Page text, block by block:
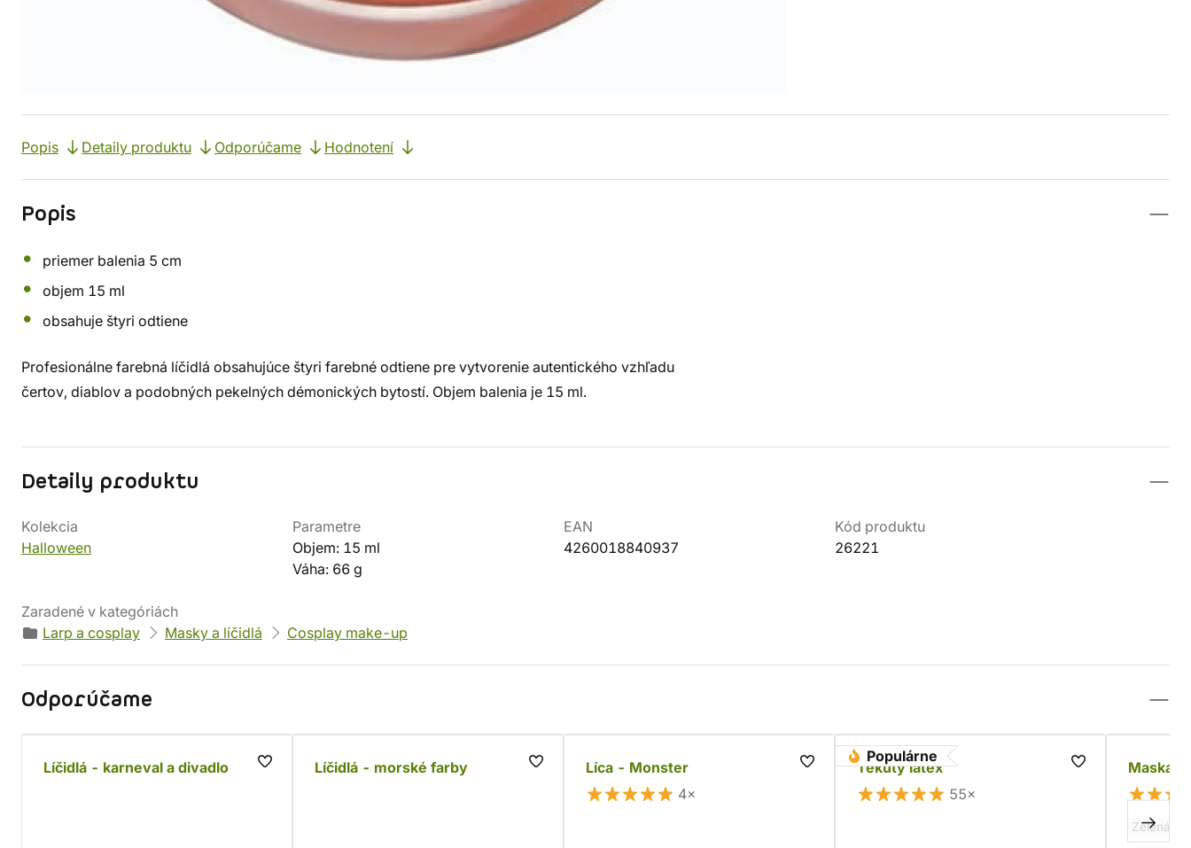
Popis Detaily produktu Odporúčame Hodnotení
Popis
priemer balenia 5 cm
objem 15 ml
obsahuje štyri odtiene
Profesionálne farebná líčidlá obsahujúce štyri farebné odtiene pre vytvorenie autentického vzhľadu
čertov, diablov a podobných pekelných démonických bytostí. Objem balenia je 15 ml.
Detaily produktu
Kolekcia
Halloween
Parametre
Objem: 15 ml
Váha: 66 g
EAN
4260018840937
Kód produktu
26221
Zaradené v kategóriách
Larp a cosplay
Masky a líčidlá Cosplay make-up
Odporúčame
Líčidlá - karneval a divadlo Líčidlá - morské farby
Líca - Monster
4×
Populárne
Tekutý latex
55×
Maska
Zelená